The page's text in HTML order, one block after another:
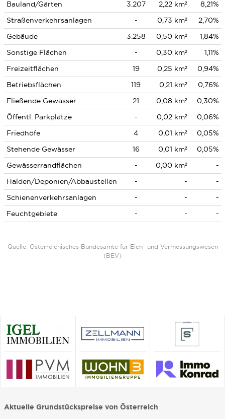
Bauland/Gärten 3.207 2,22 km²
8,21%
Straßenverkehrsanlagen
- 0,73 km²
2,70%
Gebäude
3.258 0,50 km²
1,84%
Sonstige Flächen
- 0,30 km²
1,11%
Freizeitflächen
19 0,25 km²
0,94%
Betriebsflächen
119 0,21 km²
0,76%
Fließende Gewässer
21 0,08 km²
0,30%
Öffentl. Parkplätze
- 0,02 km²
0,06%
Friedhöfe
4 0,01 km²
0,05%
Stehende Gewässer
16 0,01 km²
0,05%
Gewässerrandflächen
- 0,00 km²
-
Halden/Deponien/Abbaustellen
- -
-
Schienenverkehrsanlagen
- -
-
Feuchtgebiete
- - -
Quelle: Österreichisches Bundesamte für Eich- und Vermessungswesen
(BEV)
Aktuelle Grundstückspreise von Österreich